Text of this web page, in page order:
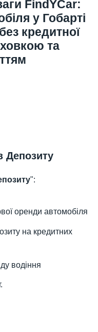
FindYCar:
у Гобарті
кредитної
та
Депозиту
":
оренди автомобіля
на кредитних
водіння